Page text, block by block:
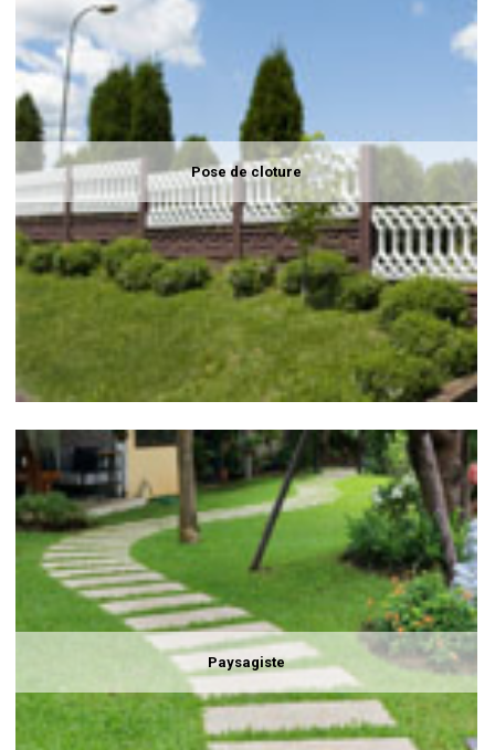
Pose de cloture
Paysagiste